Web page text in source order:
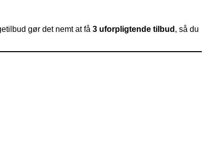
gør det nemt at få 3 uforpligtende tilbud , så du